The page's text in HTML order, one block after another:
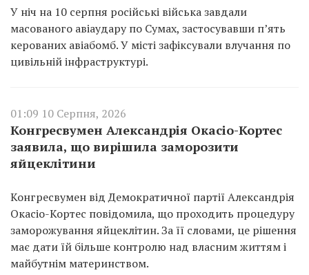
У ніч на 10 серпня російські війська завдали
масованого авіаудару по Сумах, застосувавши п’ять
керованих авіабомб. У місті зафіксували влучання по
цивільній інфраструктурі.
01:09 10 Серпня, 2026
Конгресвумен Александрія Окасіо-Кортес
заявила, що вирішила заморозити
яйцеклітини
Конгресвумен від Демократичної партії Александрія
Окасіо-Кортес повідомила, що проходить процедуру
заморожування яйцеклітин. За її словами, це рішення
має дати їй більше контролю над власним життям і
майбутнім материнством.